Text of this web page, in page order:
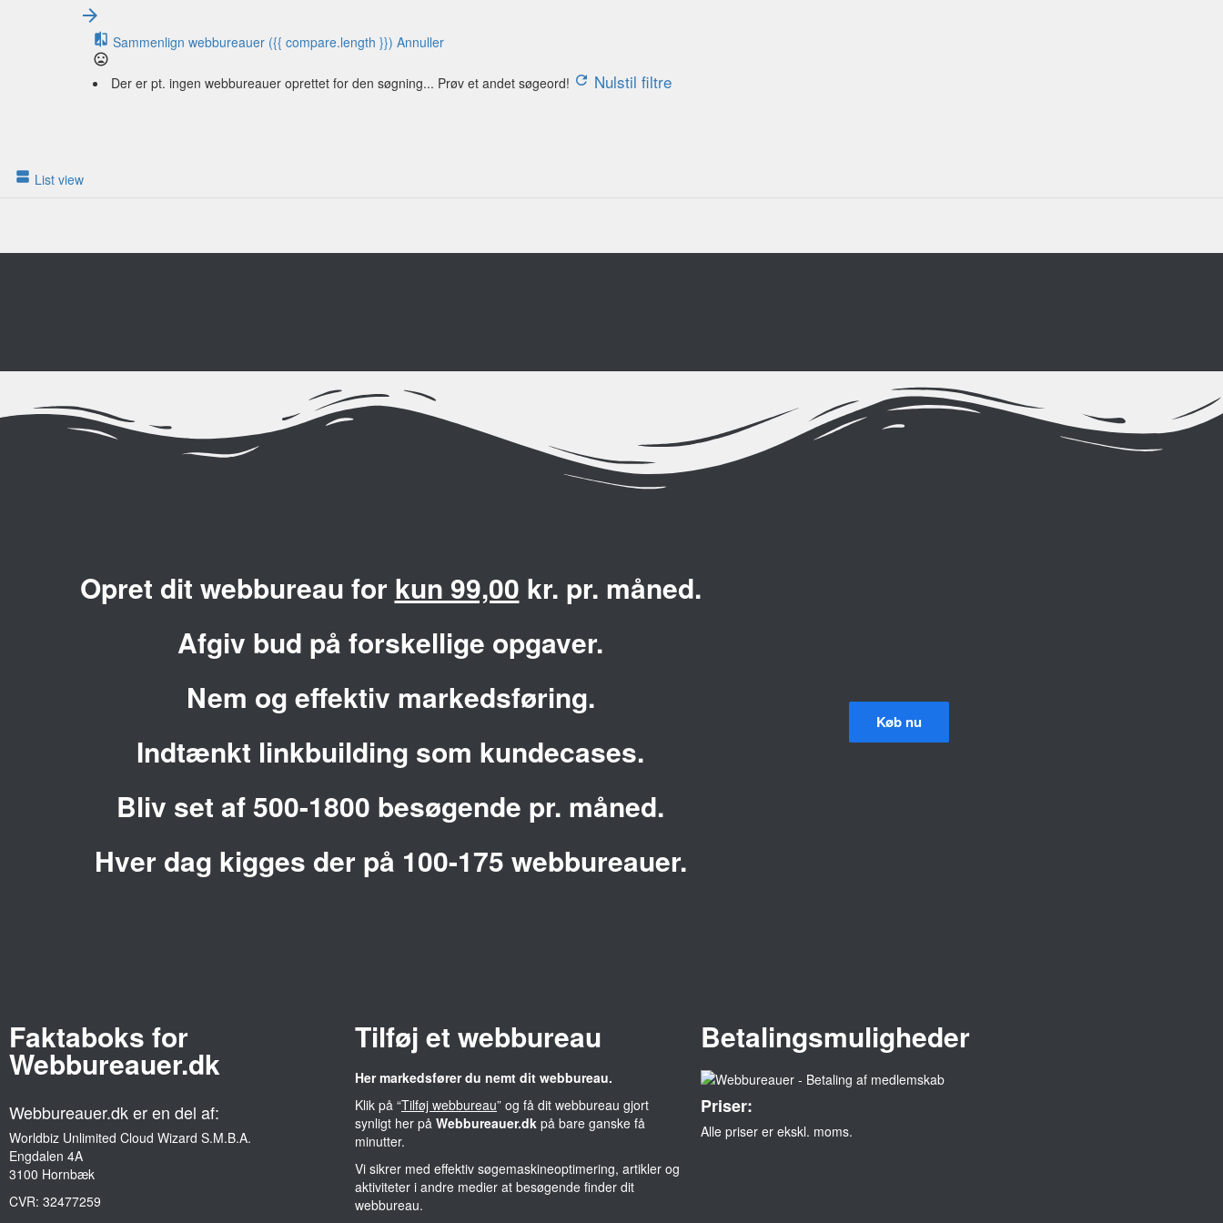
Sammenlign webbureauer ({{ compare.length }}) Annuller
Der er pt. ingen webbureauer oprettet for den søgning... Prøv et andet søgeord! Nulstil filtre
List view
Opret dit webbureau for kun 99,00 kr. pr. måned.
Afgiv bud på forskellige opgaver.
Nem og effektiv markedsføring.
Indtænkt linkbuilding som kundecases.
Bliv set af 500-1800 besøgende pr. måned.
Hver dag kigges der på 100-175 webbureauer.
Køb nu
Faktaboks for
Webbureauer.dk
Webbureauer.dk er en del af:
Worldbiz Unlimited Cloud Wizard S.M.B.A.
Engdalen 4A
3100 Hornbæk
CVR: 32477259
Tilføj et webbureau
Her markedsfører du nemt dit webbureau.
Klik på “Tilføj webbureau” og få dit webbureau gjort
synligt her på Webbureauer.dkpå bare ganske få
minutter.
Vi sikrer med effektiv søgemaskineoptimering, artikler og
aktiviteter i andre medier at besøgende finder dit
webbureau.
Betalingsmuligheder
Priser:
Alle priser er ekskl. moms.